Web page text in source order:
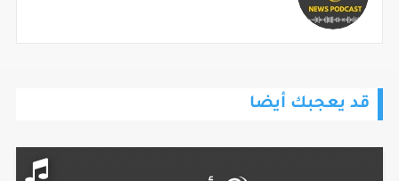
قد يعجبك أيضا